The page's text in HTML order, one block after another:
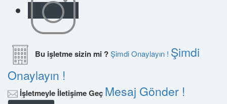
Bu işletme sizin mi ?Şimdi Onaylayın ! Şimdi
Onaylayın !
İşletmeyle İletişime Geç Mesaj Gönder !